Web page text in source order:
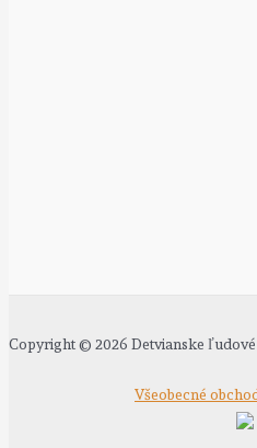
Copyright © 2026 Detvianske
Všeobecné